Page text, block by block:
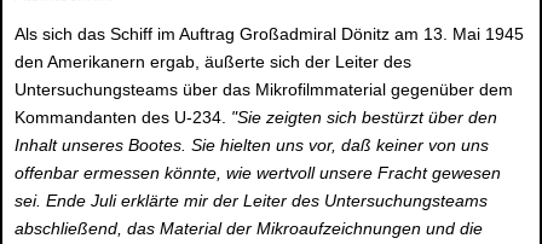
Als sich das Schiff im Auftrag Großadmiral Dönitz am 13. Mai 1945
den Amerikanern ergab, äußerte sich der Leiter des
Untersuchungsteams über das Mikrofilmmaterial gegenüber dem
Kommandanten des U-234. "Sie zeigten sich bestürzt über den
Inhalt unseres Bootes. Sie hielten uns vor, daß keiner von uns
offenbar ermessen könnte, wie wertvoll unsere Fracht gewesen
sei. Ende Juli erklärte mir der Leiter des Untersuchungsteams
abschließend, das Material der Mikroaufzeichnungen und die